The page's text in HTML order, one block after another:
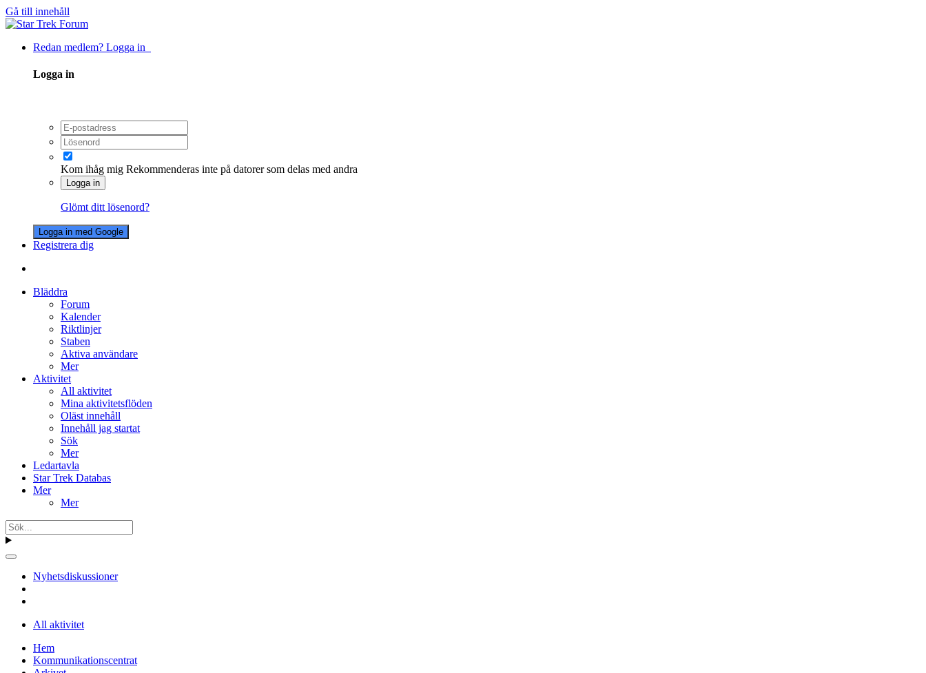
Gå till innehåll
Redan medlem? Logga in
Logga in
Kom ihåg mig Rekommenderas inte på datorer som delas med andra
Logga in
Glömt ditt lösenord?
Logga in med Google
Registrera dig
Bläddra
Forum
Kalender
Riktlinjer
Staben
Aktiva användare
Mer
Aktivitet
All aktivitet
Mina aktivitetsflöden
Oläst innehåll
Innehåll jag startat
Sök
Mer
Ledartavla
Star Trek Databas
Mer
Mer
Nyhetsdiskussioner
All aktivitet
Hem
Kommunikationscentrat